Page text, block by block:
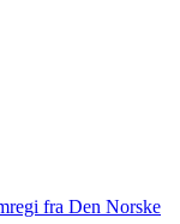
fra Den Norske